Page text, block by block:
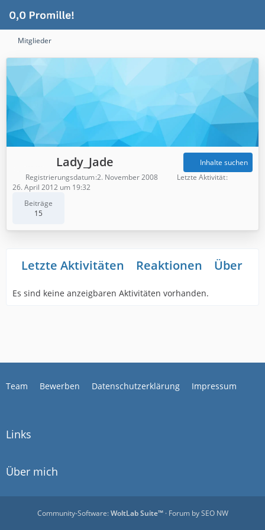
Mitglieder
Lady_Jade
Beiträge
15
Inhalte suchen
Registrierungsdatum 2. November 2008
Letzte Aktivität
26. April 2012 um 19:32
Letzte Aktivitäten Reaktionen Über
Es sind keine anzeigbaren Aktivitäten vorhanden.
Team Bewerben Datenschutzerklärung Impressum
Links
Über mich
Community-Software:WoltLab Suite™· Forum bySEO NW